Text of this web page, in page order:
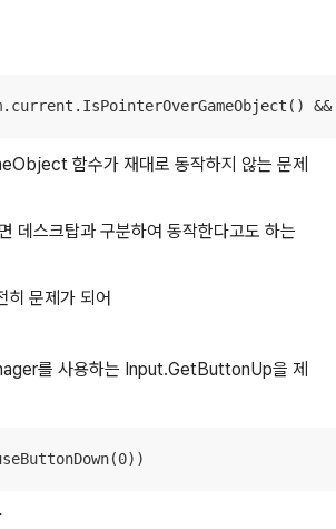
&&
함수가 재대로 동작하지 않는 문제
데스크탑과 구분하여 동작한다고도 하는
히 문제가 되어
를 사용하는 Input.GetButtonUp을 제